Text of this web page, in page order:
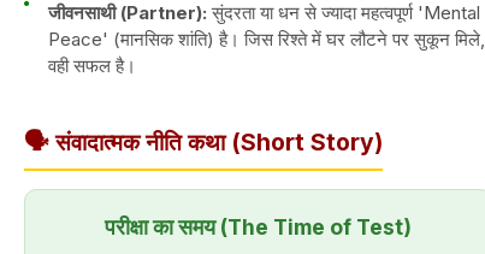
जीवनसाथी (Partner): सुंदरता या धन से ज्यादा महत्वपूर्ण 'Mental
Peace' (मानसिक शांति) है। जिस रिश्ते में घर लौटने पर सुकून मिले,
वही सफल है।
🗣️ संवादात्मक नीति कथा (Short Story)
परीक्षा का समय (The Time of Test)